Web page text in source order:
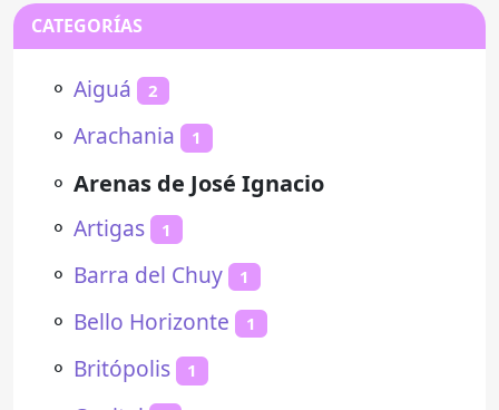
CATEGORÍAS
⚬ Aiguá 2
⚬ Arachania 1
⚬ Arenas de José Ignacio
⚬ Artigas 1
⚬ Barra del Chuy 1
⚬ Bello Horizonte 1
⚬ Britópolis 1